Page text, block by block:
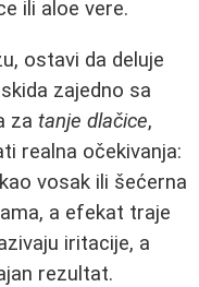
ili aloe vere.
ostavi da deluje
zajedno sa
za tanje dlačice,
realna očekivanja:
vosak ili šećerna
a efekat traje
iritacije, a
rezultat.